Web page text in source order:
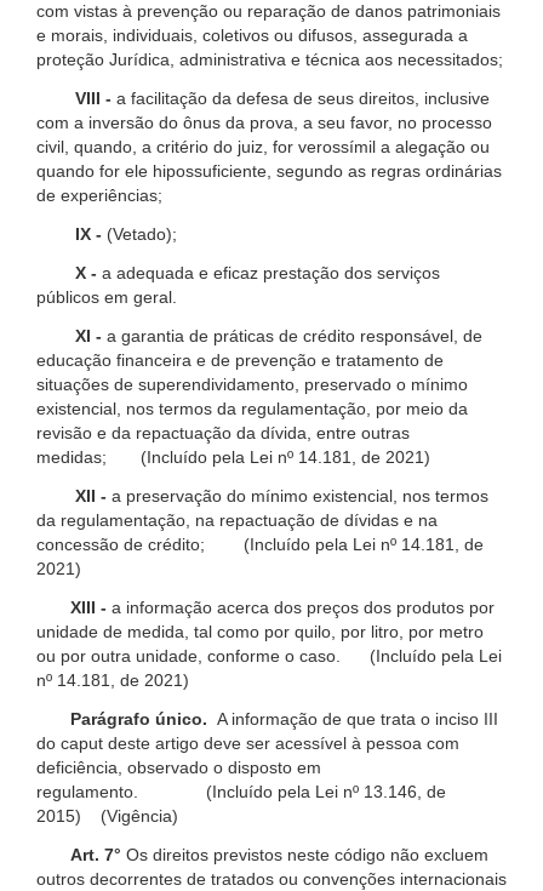
com vistas à prevenção ou reparação de danos patrimoniais
e morais, individuais, coletivos ou difusos, assegurada a
proteção Jurídica, administrativa e técnica aos necessitados;
VIII - a facilitação da defesa de seus direitos, inclusive
com a inversão do ônus da prova, a seu favor, no processo
civil, quando, a critério do juiz, for verossímil a alegação ou
quando for ele hipossuficiente, segundo as regras ordinárias
de experiências;
IX - (Vetado);
X - a adequada e eficaz prestação dos serviços
públicos em geral.
XI - a garantia de práticas de crédito responsável, de
educação financeira e de prevenção e tratamento de
situações de superendividamento, preservado o mínimo
existencial, nos termos da regulamentação, por meio da
revisão e da repactuação da dívida, entre outras
medidas; (Incluído pela Lei nº 14.181, de 2021)
XII - a preservação do mínimo existencial, nos termos
da regulamentação, na repactuação de dívidas e na
concessão de crédito; (Incluído pela Lei nº 14.181, de
2021)
XIII - a informação acerca dos preços dos produtos por
unidade de medida, tal como por quilo, por litro, por metro
ou por outra unidade, conforme o caso. (Incluído pela Lei
nº 14.181, de 2021)
Parágrafo único. A informação de que trata o inciso III
do caput deste artigo deve ser acessível à pessoa com
deficiência, observado o disposto em
regulamento. (Incluído pela Lei nº 13.146, de
2015) (Vigência)
Art. 7° Os direitos previstos neste código não excluem
outros decorrentes de tratados ou convenções internacionais